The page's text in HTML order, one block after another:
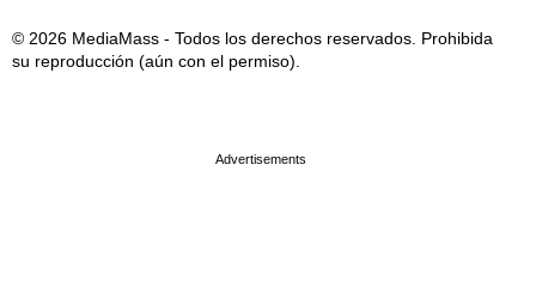
© 2026 MediaMass - Todos los derechos reservados. Prohibida
su reproducción (aún con el permiso).